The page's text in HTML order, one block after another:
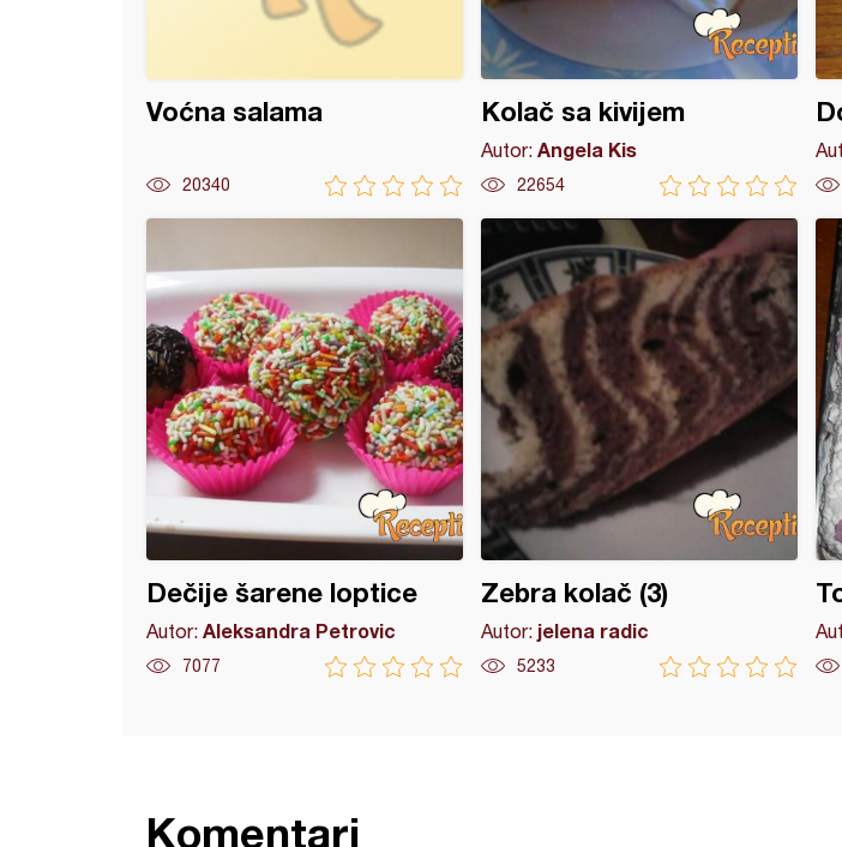
Voćna salama
20340
Kolač sa kivijem
Autor: Angela Kis
22654
Dečije šarene loptice
Autor: Aleksandra Petrovic
7077
Zebra kolač (3)
Autor: jelena radic
5233
Komentari